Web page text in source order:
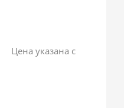
Цена указана с